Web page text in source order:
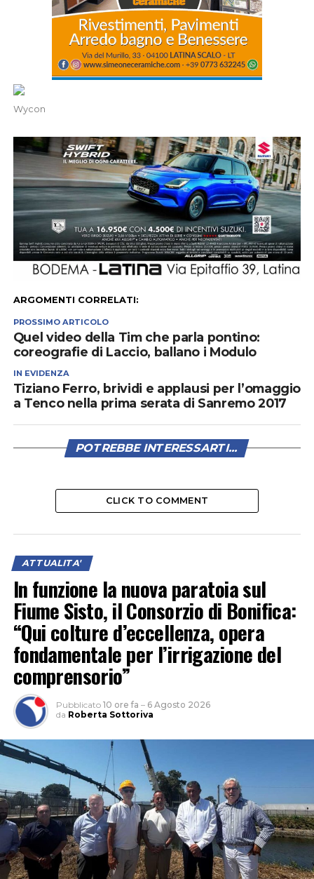
Wycon
ARGOMENTI CORRELATI:
PROSSIMO ARTICOLO
Quel video della Tim che parla pontino:
coreografie di Laccio, ballano i Modulo
IN EVIDENZA
Tiziano Ferro, brividi e applausi per l’omaggio
a Tenco nella prima serata di Sanremo 2017
POTREBBE INTERESSARTI...
CLICK TO COMMENT
ATTUALITA'
In funzione la nuova paratoia sul
Fiume Sisto, il Consorzio di Bonifica:
“Qui colture d’eccellenza, opera
fondamentale per l’irrigazione del
comprensorio”
Pubblicato 10 ore fa – 6 Agosto 2026
da Roberta Sottoriva